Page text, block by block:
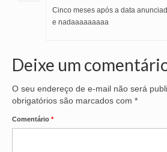
Cinco meses após a data
e nadaaaaaaaaa
Deixe um
O seu endereço de e-mail não será
obrigatórios são marcados com *
Comentário *